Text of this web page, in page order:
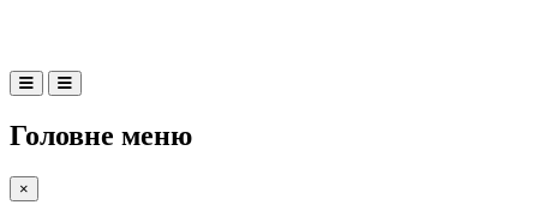
Головне меню
×